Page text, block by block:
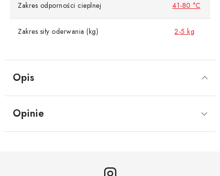
Opis
Zakres odporności cieplnej 41-80 °C
Zakres siły oderwania (kg) 2-5 kg
Opinie